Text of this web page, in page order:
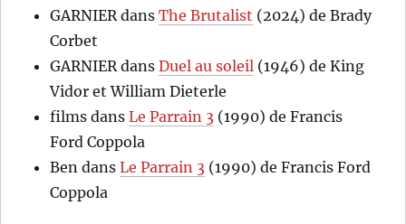
GARNIER dansThe Brutalist (2024) de Brady
Corbet
GARNIER dansDuel au soleil (1946) de King
Vidor et William Dieterle
films dansLe Parrain 3 (1990) de Francis
Ford Coppola
Ben dansLe Parrain 3 (1990) de Francis Ford
Coppola